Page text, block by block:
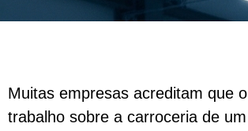
Muitas empresas acreditam que o
trabalho sobre a carroceria de um